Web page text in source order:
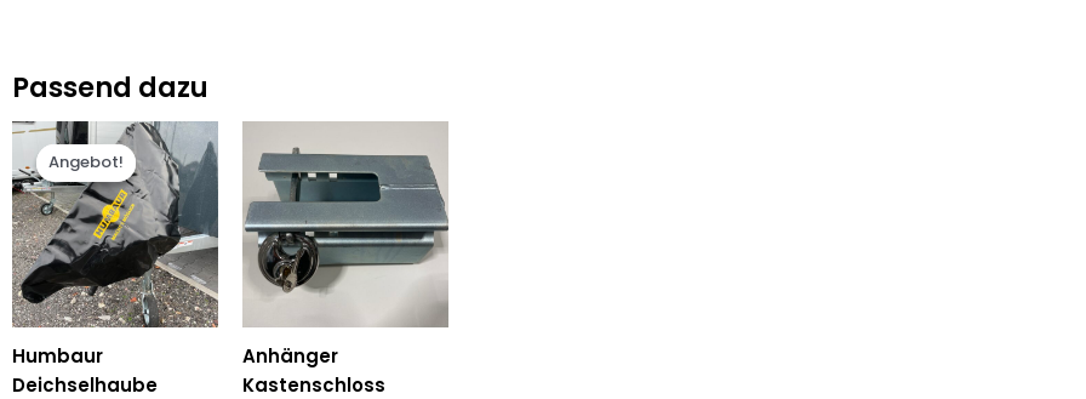
Sattelkammer
Pferdeanhänger
Menge
Passend dazu
Angebot!
Angebot!
Humbaur
Deichselhaube
Ursprünglicher
Preis
war:
69,95 €
Aktueller
Preis
ist:
49,95 €.
Anhänger
Kastenschloss